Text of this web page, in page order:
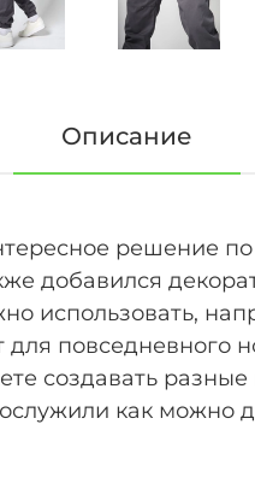
Описание
решение
добавился
использовать,
для повседневного
создавать разные
как можно